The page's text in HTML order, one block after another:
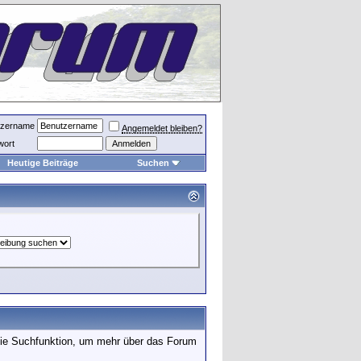
Angemeldet bleiben?
Heutige Beiträge Suchen
Suchfunktion, um mehr über das Forum